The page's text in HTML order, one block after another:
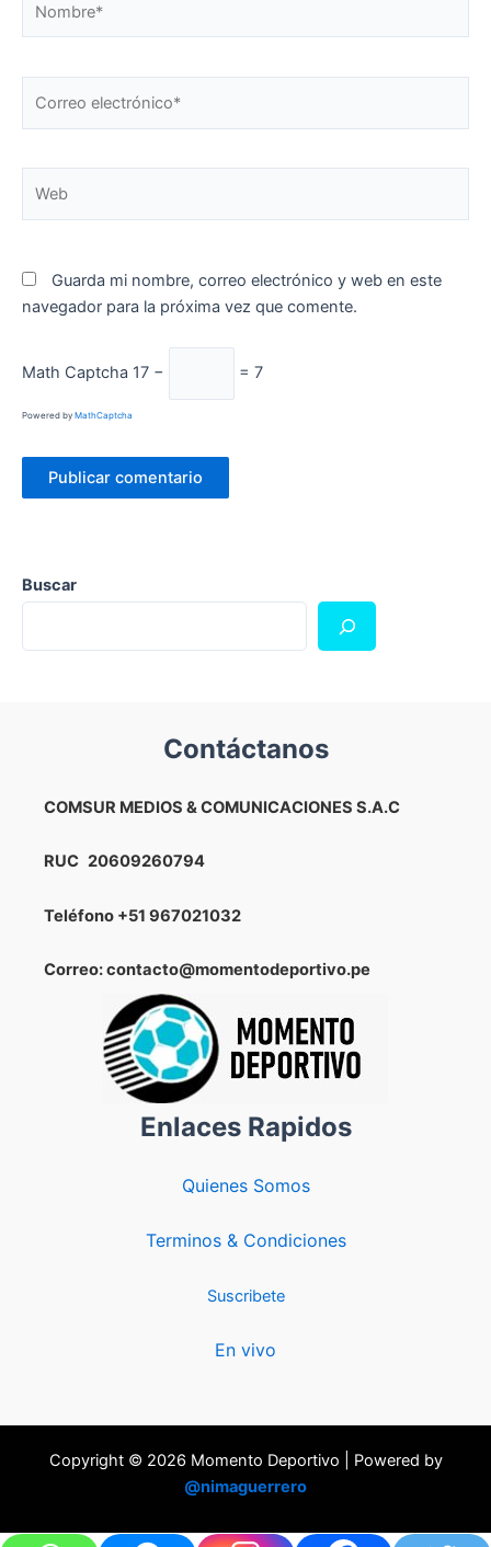
electrónico*
Guarda mi nombre, correo electrónico y web en este
navegador para la próxima vez que comente.
Math Captcha 17 − = 7
Powered by MathCaptcha
Buscar
Contáctanos
COMSUR MEDIOS & COMUNICACIONES S.A.C
RUC 20609260794
Teléfono +51 967021032
Correo: contacto@momentodeportivo.pe
Enlaces Rapidos
Quienes Somos
Terminos & Condiciones
Suscribete
En vivo
Copyright © 2026 Momento Deportivo | Powered by
@nimaguerrero